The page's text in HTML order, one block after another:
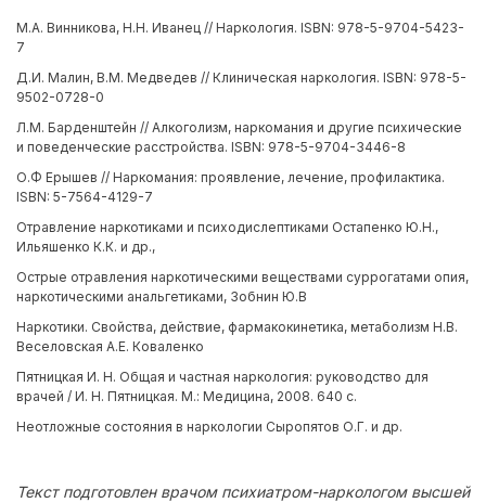
М.А. Винникова, Н.Н. Иванец // Наркология. ISBN: 978-5-9704-5423-
7
Д.И. Малин, В.М. Медведев // Клиническая наркология. ISBN: 978-5-
9502-0728-0
Л.М. Барденштейн // Алкоголизм, наркомания и другие психические
и поведенческие расстройства. ISBN: 978-5-9704-3446-8
О.Ф Ерышев // Наркомания: проявление, лечение, профилактика.
ISBN: 5-7564-4129-7
Отравление наркотиками и психодислептиками Остапенко Ю.Н.,
Ильяшенко К.К. и др.,
Острые отравления наркотическими веществами суррогатами опия,
наркотическими анальгетиками, Зобнин Ю.В
Наркотики. Свойства, действие, фармакокинетика, метаболизм Н.В.
Веселовская А.Е. Коваленко
Пятницкая И. Н. Общая и частная наркология: руководство для
врачей / И. Н. Пятницкая. М.: Медицина, 2008. 640 с.
Неотложные состояния в наркологии Сыропятов О.Г. и др.
Текст подготовлен врачом психиатром-наркологом высшей